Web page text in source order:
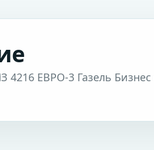
4216 ЕВРО-3 Газель